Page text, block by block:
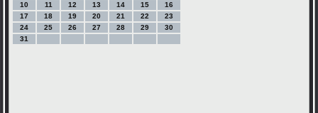
10
11 12 13 14 15
16
17
18 19 20 21 22
23
24
25 26 27 28 29
30
31